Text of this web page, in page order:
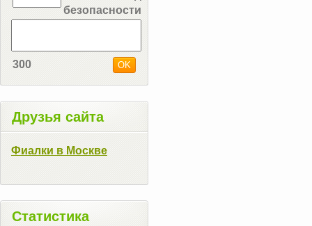
300
Друзья сайта
Фиалки в Москве
Статистика